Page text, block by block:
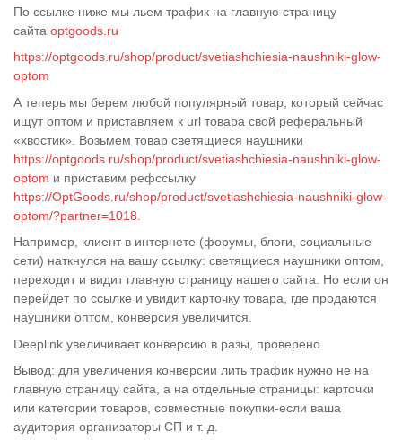
По ссылке ниже мы льем трафик на главную страницу
сайта optgoods.ru
https://optgoods.ru/shop/product/svetiashchiesia-naushniki-glow-
optom
А теперь мы берем любой популярный товар, который сейчас
ищут оптом и приставляем к url товара свой реферальный
«хвостик». Возьмем товар светящиеся наушники
https://optgoods.ru/shop/product/svetiashchiesia-naushniki-glow-
optom и приставим рефссылку
https://OptGoods.ru/shop/product/svetiashchiesia-naushniki-glow-
optom/?partner=1018
Например, клиент в интернете (форумы, блоги, социальные
сети) наткнулся на вашу ссылку: светящиеся наушники оптом,
переходит и видит главную страницу нашего сайта. Но если он
перейдет по ссылке и увидит карточку товара, где продаются
наушники оптом, конверсия увеличится.
Deeplink увеличивает конверсию в разы, проверено.
Вывод: для увеличения конверсии лить трафик нужно не на
главную страницу сайта, а на отдельные страницы: карточки
или категории товаров, совместные покупки-если ваша
аудитория организаторы СП и т. д.